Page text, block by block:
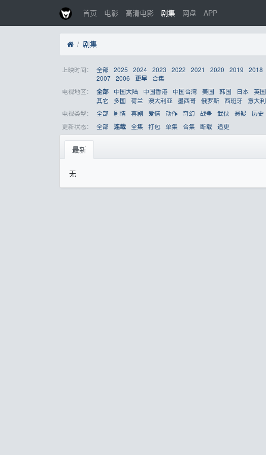
首页 电影 高清电影 剧集 网盘 APP
剧集
上映时间： 全部 2025 2024 2023 2022 2021 2020 2019 2018
2007 2006 更早 合集
电视地区：
全部 中国大陆 中国香港 中国台湾 美国 韩国 日本 英国
其它
多国 荷兰 澳大利亚 墨西哥 俄罗斯 西班牙 意大利
电视类型：
全部 剧情 喜剧 爱情 动作 奇幻 战争 武侠 悬疑 历史
更新状态：
全部 连载 全集 打包 单集 合集 断载 追更
最新
无